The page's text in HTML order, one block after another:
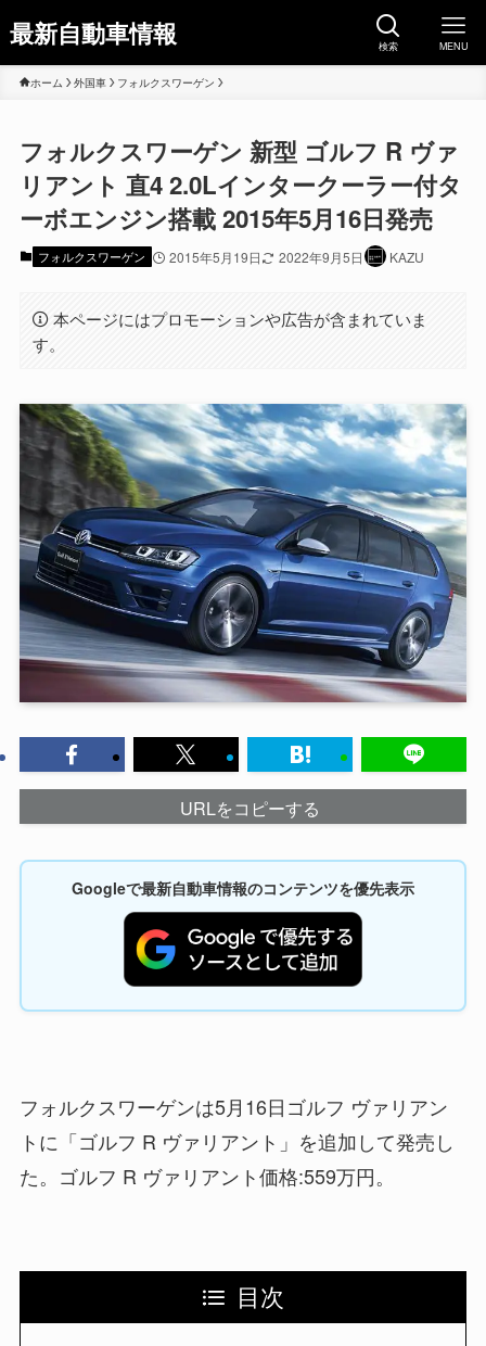
最新自動車情報 検索 MENU
ホーム 外国車 フォルクスワーゲン
フォルクスワーゲン 新型 ゴルフ R ヴァ
リアント 直4 2.0Lインタークーラー付タ
ーボエンジン搭載 2015年5月16日発売
フォルクスワーゲン 2015年5月19日 2022年9月5日 KAZU
本ページにはプロモーションや広告が含まれていま
す。
URLをコピーする
Googleで最新自動車情報のコンテンツを優先表示
フォルクスワーゲンは5月16日ゴルフ ヴァリアン
トに「ゴルフ R ヴァリアント」を追加して発売し
た。ゴルフ R ヴァリアント価格:559万円。
目次